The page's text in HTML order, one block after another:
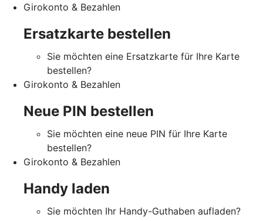
Girokonto & Bezahlen
Ersatzkarte bestellen
Sie möchten eine Ersatzkarte für Ihre Karte
bestellen?
Girokonto & Bezahlen
Neue PIN bestellen
Sie möchten eine neue PIN für Ihre Karte
bestellen?
Girokonto & Bezahlen
Handy laden
Sie möchten Ihr Handy-Guthaben aufladen?